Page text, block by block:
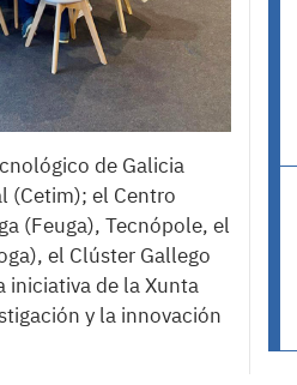
de Galicia
(Cetim); el Centro
(Feuga), Tecnópole, el
el Clúster Gallego
iniciativa de la Xunta
y la innovación